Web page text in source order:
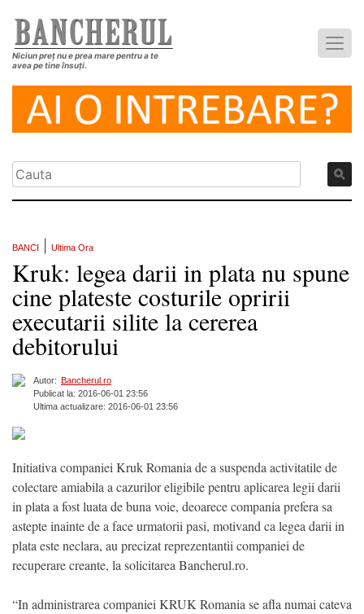
Niciun preț nu e prea mare pentru a te
avea pe tine însuți.
BANCI Ultima Ora
Kruk: legea darii in plata nu spune
cine plateste costurile opririi
executarii silite la cererea
debitorului
Autor: Bancherul.ro
Publicat la: 2016-06-01 23:56
Ultima actualizare: 2016-06-01 23:56
Initiativa companiei Kruk Romania de a suspenda activitatile de
colectare amiabila a cazurilor eligibile pentru aplicarea legii darii
in plata a fost luata de buna voie, deoarece compania prefera sa
astepte inainte de a face urmatorii pasi, motivand ca legea darii in
plata este neclara, au precizat reprezentantii companiei de
recuperare creante, la solicitarea Bancherul.ro.
“In administrarea companiei KRUK Romania se afla numai cateva